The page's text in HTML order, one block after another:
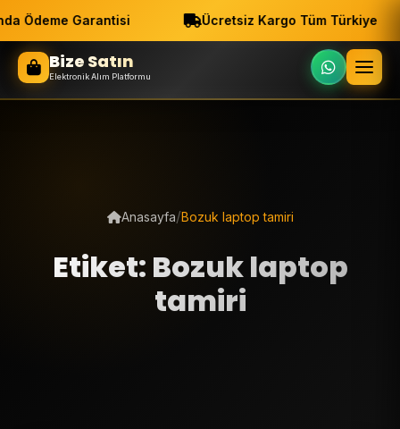
Ödeme Garantisi Ücretsiz Kargo Tüm Türkiye
Bize Satın
Elektronik Alım Platformu
Anasayfa/Bozuk laptop tamiri
Etiket: Bozuk laptop
tamiri